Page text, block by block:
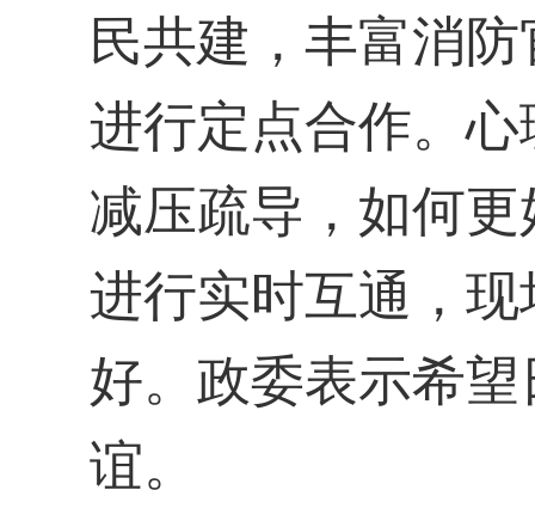
民共建，丰富消
进行定点合作。
减压疏导，如何
进行实时互通，
好。政委表示希
谊。